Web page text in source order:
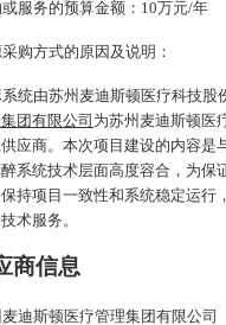
服务的预算金额 ： 10万元/年
购方式的原因及说明：
统由苏州麦迪斯顿医疗科技股
团有限公司 为苏州麦迪斯顿医
应商。 本次项目建设的内容是
系统技术层面高度容合，为保
持项目一致性和系统稳定运行
术服务。
商信息
迪斯顿医疗管理集团有限公司